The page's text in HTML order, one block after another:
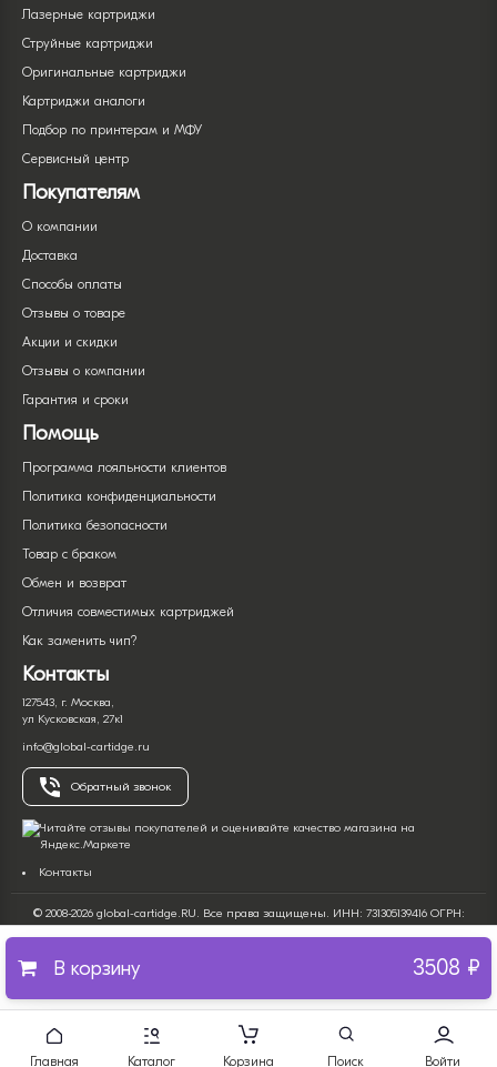
3508 ₽
В корзину
Лазерные картриджи
Струйные картриджи
Оригинальные картриджи
Картриджи аналоги
Подбор по принтерам и МФУ
Сервисный центр
Покупателям
О компании
Доставка
Способы оплаты
Отзывы о товаре
Акции и скидки
Отзывы о компании
Гарантия и сроки
Помощь
Программа лояльности клиентов
Политика конфиденциальности
Политика безопасности
Товар с браком
Обмен и возврат
Отличия совместимых картриджей
Как заменить чип?
Контакты
127543, г. Москва,
ул Кусковская, 27к1
info@global-cartidge.ru
Обратный звонок
Контакты
© 2008-2026 global-cartidge.RU. Все права защищены. ИНН: 731305139416 ОГРН:
322732500017266. Интернет-магазин продажи расходных материалов для оргтехники
Все имена и торговые марки являются собственностью их владельцев и
используются только с целью описания продукта. Вся информация на сайте носит
справочный характер и ни при каких условиях не является публичной офертой,
определяемой положениями Статьи 437 Гражданского кодекса Российской
Федерации. Информация о товарах, их характеристиках и комплектации, а также
ценах, может как содержать ошибки, так и быть изменена производителем без
предварительного уведомления.
Главная Каталог Корзина Поиск Войти